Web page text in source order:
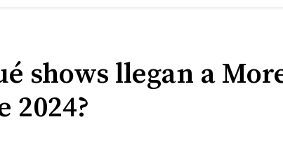
shows llegan a
2024?